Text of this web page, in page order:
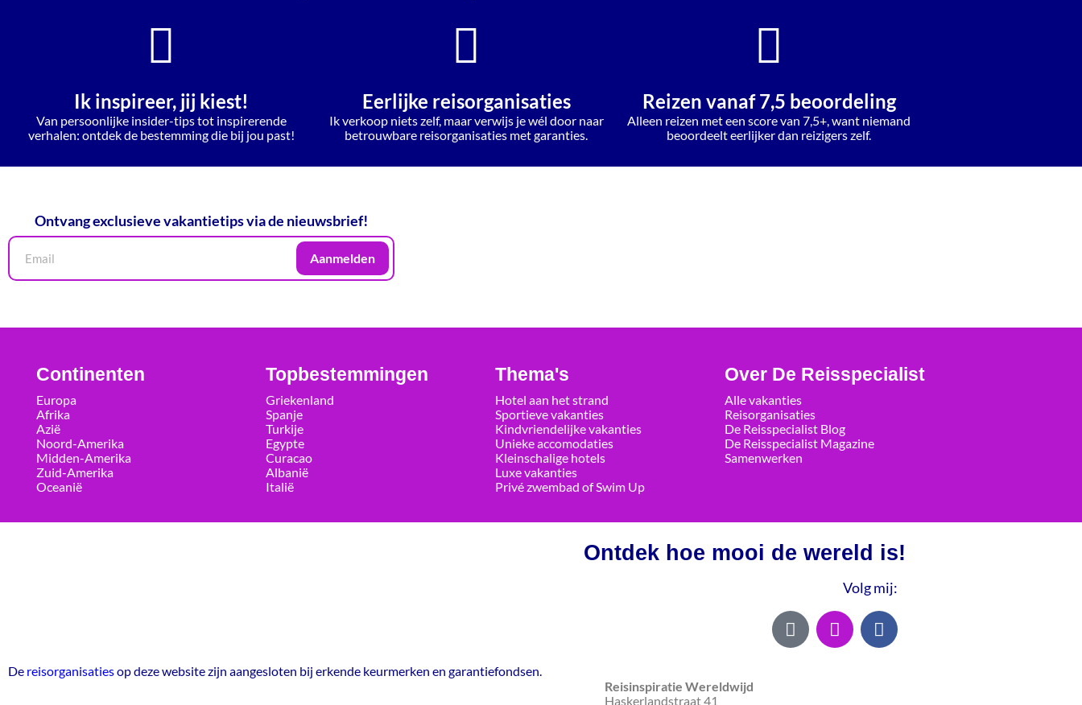
Ik inspireer, jij kiest!
Van persoonlijke insider-tips tot inspirerende
verhalen: ontdek de bestemming die bij jou past!
Eerlijke reisorganisaties
Ik verkoop niets zelf, maar verwijs je wél door naar
betrouwbare reisorganisaties met garanties.
Reizen vanaf 7,5 beoordeling
Alleen reizen met een score van 7,5+, want niemand
beoordeelt eerlijker dan reizigers zelf.
Ontvang exclusieve vakantietips via de nieuwsbrief!
Aanmelden
Continenten
Europa
Afrika
Azië
Noord-Amerika
Midden-Amerika
Zuid-Amerika
Oceanië
Topbestemmingen
Griekenland
Spanje
Turkije
Egypte
Curacao
Albanië
Italië
Thema's
Hotel aan het strand
Sportieve vakanties
Kindvriendelijke vakanties
Unieke accomodaties
Kleinschalige hotels
Luxe vakanties
Privé zwembad of Swim Up
Over De Reisspecialist
Alle vakanties
Reisorganisaties
De Reisspecialist Blog
De Reisspecialist Magazine
Samenwerken
Ontdek hoe mooi de wereld is!
Volg mij:
De reisorganisatiesop deze website zijn aangesloten bij erkende keurmerken en garantiefondsen.
Reisinspiratie Wereldwijd
Haskerlandstraat 41